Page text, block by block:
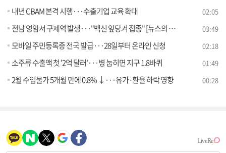
내년 CBAM 본격 시행···수출기업 교육 확대 02:05
전남 영암서 구제역 발생···"백신 앞당겨 접종" [뉴스의 맥] 03:49
모바일 주민등록증 전국 발급···28일부터 온라인 신청 02:18
소주류 수출액 첫 '2억 달러'···병 눕히면 지구 1.8바퀴 01:49
2월 수입물가 5개월 만에 0.8% ↓···유가·환율 하락 영향 00:28